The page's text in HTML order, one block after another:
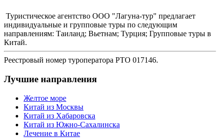
Туристическое агентство ООО "Лагуна-тур" предлагает
индивидуальные и групповые туры по следующим
направлениям: Таиланд; Вьетнам; Турция; Групповые туры в
Китай.
Реестровый номер туроператора РТО 017146.
Лучшие направления
Желтое море
Китай из Москвы
Китай из Хабаровска
Китай из Южно-Сахалинска
Лечение в Китае